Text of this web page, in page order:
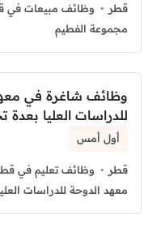
قطر
وظائف مبيعات في
مجموعة الفطيم
وظائف شاغرة في
للدراسات العليا
أول أمس
قطر
وظائف تعليم في
معهد الدوحة للدراسات